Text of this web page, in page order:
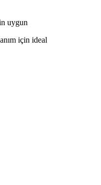
uygun
için ideal